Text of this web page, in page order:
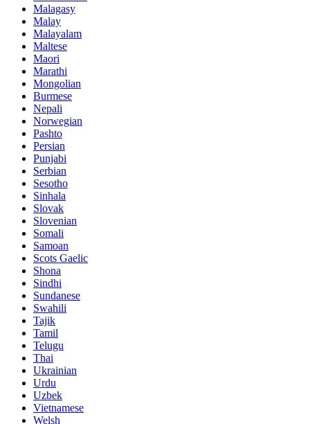
Malagasy
Malay
Malayalam
Maltese
Maori
Marathi
Mongolian
Burmese
Nepali
Norwegian
Pashto
Persian
Punjabi
Serbian
Sesotho
Sinhala
Slovak
Slovenian
Somali
Samoan
Scots Gaelic
Shona
Sindhi
Sundanese
Swahili
Tajik
Tamil
Telugu
Thai
Ukrainian
Urdu
Uzbek
Vietnamese
Welsh